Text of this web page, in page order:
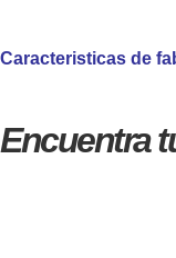
Caracteristicas de
Encuentra